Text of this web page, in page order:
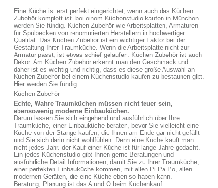
Eine Küche ist erst perfekt eingerichtet, wenn auch das Küchen
Zubehör komplett ist. bei einem Küchenstudio kaufen in München
werden Sie fündig. Küchen Zubehör wie Arbeitsplatten, Armaturen
für Spülbecken von renommierten Herstellern in hochwertiger
Qualität. Das Küchen Zubehör ist ein wichtiger Faktor bei der
Gestaltung Ihrer Traumküche. Wenn die Arbeitsplatte nicht zur
Armatur passt, ist etwas schief gelaufen. Küchen Zubehör ist auch
Dekor. Am Küchen Zubehör erkennt man den Geschmack und
daher ist es wichtig und richtig, dass es diese große Auswahl an
Küchen Zubehör bei einem Küchenstudio kaufen zu bestaunen gibt.
Hier werden Sie fündig.
Küchen Zubehör
Echte, Wahre Traumküchen müssen nicht teuer sein,
ebensowenig moderne Einbauküchen.
Darum lassen Sie sich eingehend und ausführlich über Ihre
Traumküche, einer Einbauküche beraten, bevor Sie vielleicht eine
Küche von der Stange kaufen, die Ihnen am Ende gar nicht gefällt
und Sie sich darin nicht wohlfühlen. Denn eine Küche kauft man
nicht jedes Jahr, der Kauf einer Küche ist für lange Jahre gedacht.
Ein jedes Küchenstudio gibt Ihnen gerne Beratungen und
ausführliche Detail Informationen, damit Sie zu Ihrer Traumküche,
einer perfekten Einbauküche kommen, mit allen Pi Pa Po, allen
modernen Geräten, die eine Küche eben so haben kann.
Beratung, Planung ist das A und O beim Küchenkauf.